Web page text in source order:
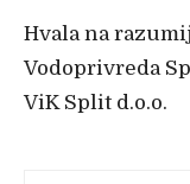
Hvala na
Vodoprivreda
ViK Split d.o.o.